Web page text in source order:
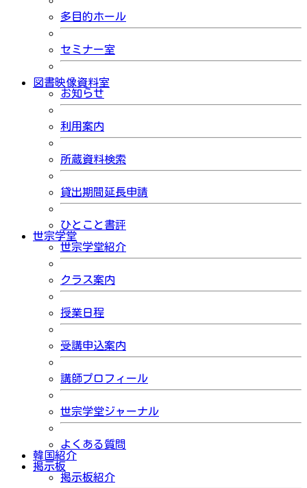
多目的ホール
セミナー室
図書映像資料室
お知らせ
利用案内
所蔵資料検索
貸出期間延長申請
ひとこと書評
世宗学堂
世宗学堂紹介
クラス案内
授業日程
受講申込案内
講師プロフィール
世宗学堂ジャーナル
よくある質問
韓国紹介
掲示板
掲示板紹介